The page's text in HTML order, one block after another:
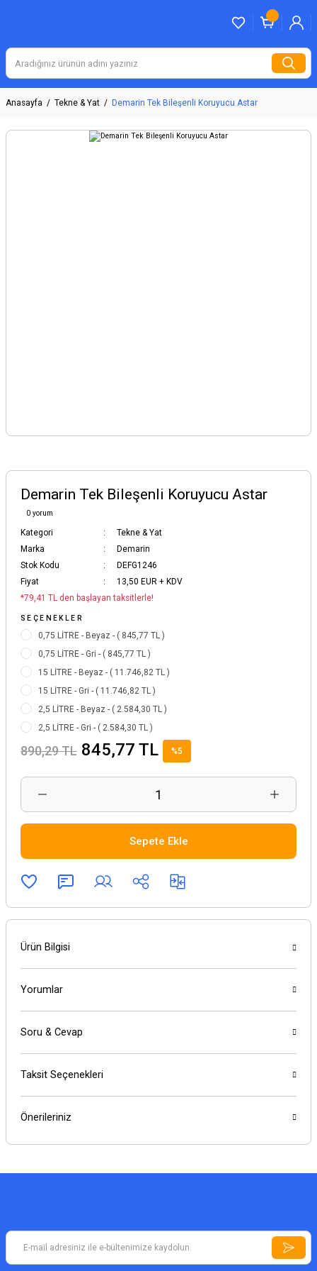
Anasayfa Tekne & Yat Demarin Tek Bileşenli Koruyucu Astar
Demarin Tek Bileşenli Koruyucu Astar
0 yorum
Kategori
Tekne & Yat
Marka
Demarin
Stok Kodu
DEFG1246
Fiyat
13,50 EUR + KDV
*79,41 TL den başlayan taksitlerle!
SEÇENEKLER
0,75 LİTRE - Beyaz - ( 845,77 TL )
0,75 LİTRE - Gri - ( 845,77 TL )
15 LİTRE - Beyaz - ( 11.746,82 TL )
15 LİTRE - Gri - ( 11.746,82 TL )
2,5 LİTRE - Beyaz - ( 2.584,30 TL )
2,5 LİTRE - Gri - ( 2.584,30 TL )
890,29 TL 845,77 TL %5
Sepete Ekle
Ürün Bilgisi
Yorumlar
Soru & Cevap
Taksit Seçenekleri
Önerileriniz